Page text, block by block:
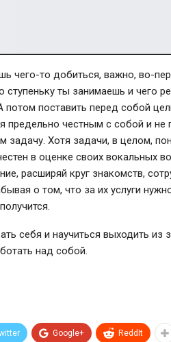
чего-то добиться, важно, во-
ты занимаешь и чего
поставить перед собой
предельно честным с собой и не
задачу. Хотя задачи, в целом,
в оценке своих вокальных
расширяй круг знакомств,
о том, что за их услуги
себя и научиться выходить
над собой.
Google+ ReddIt